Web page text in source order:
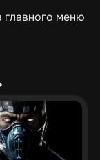
главного меню